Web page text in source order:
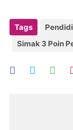
Tags
Simak 3 Poin